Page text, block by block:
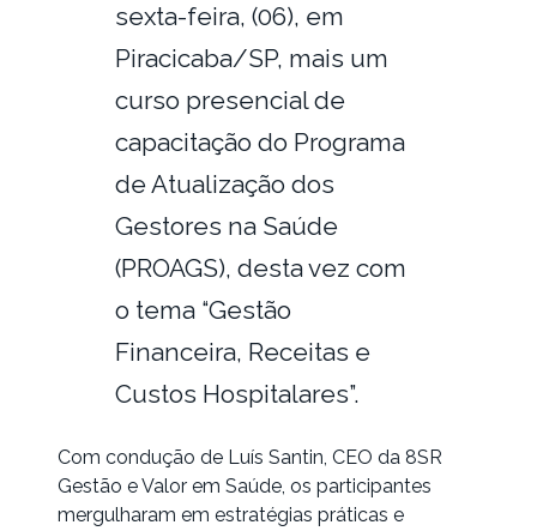
sexta-feira, (06), em
Piracicaba/SP, mais um
curso presencial de
capacitação do Programa
de Atualização dos
Gestores na Saúde
(PROAGS), desta vez com
o tema “Gestão
Financeira, Receitas e
Custos Hospitalares”.
Com condução de Luís Santin, CEO da 8SR
Gestão e Valor em Saúde, os participantes
mergulharam em estratégias práticas e